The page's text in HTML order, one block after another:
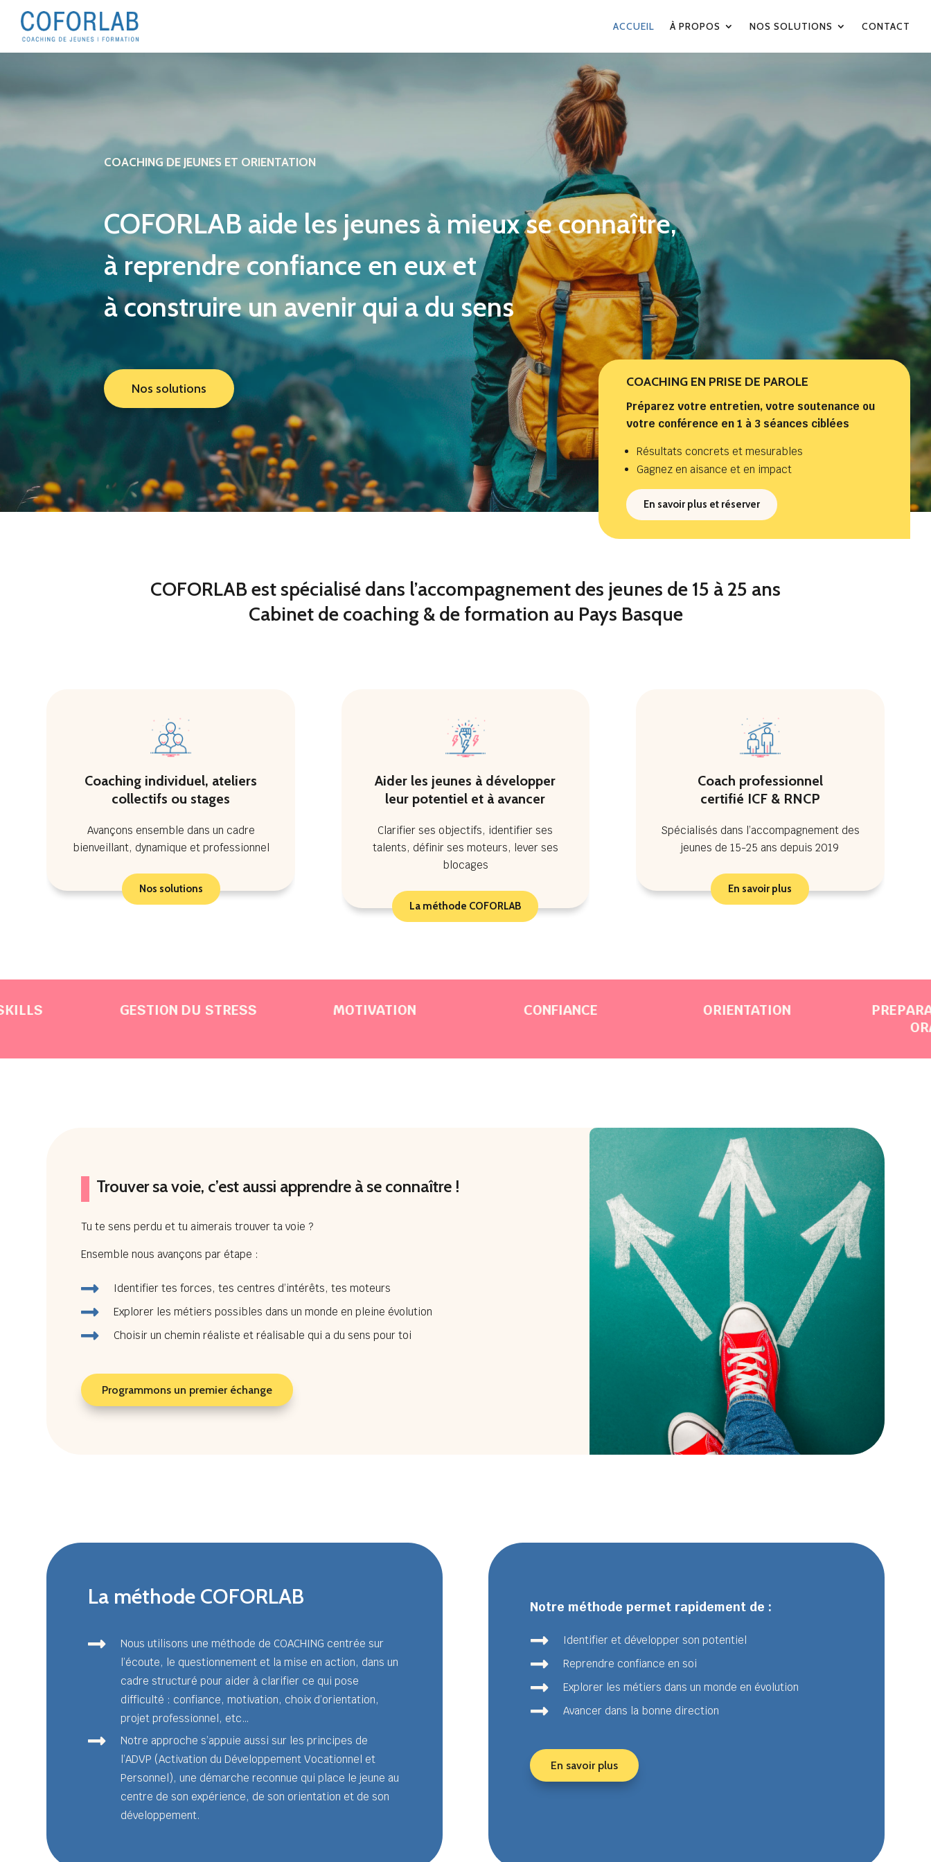
ACCUEIL À PROPOS NOS SOLUTIONS CONTACT
COACHING DE JEUNES ET ORIENTATION
COFORLAB aide les jeunes à mieux se connaître,
à reprendre confiance en eux et
à construire un avenir qui a du sens
Nos solutions COACHING EN PRISE DE PAROLE
Préparez votre entretien, votre soutenance ou
votre conférence en 1 à 3 séances ciblées
Résultats concrets et mesurables
Gagnez en aisance et en impact
En savoir plus et réserver
COFORLAB est spécialisé dans l’accompagnement des jeunes de 15 à 25 ans
Cabinet de coaching & de formation au Pays Basque
Coaching individuel, ateliers
collectifs ou stages
Avançons ensemble dans un cadre
bienveillant, dynamique et professionnel
Nos solutions
Aider les jeunes à développer
leur potentiel et à avancer
Clarifier ses objectifs, identifier ses
talents, définir ses moteurs, lever ses
blocages
La méthode COFORLAB
Coach professionnel
certifié ICF & RNCP
Spécialisés dans l’accompagnement des
jeunes de 15-25 ans depuis 2019
En savoir plus
GESTION DU STRESS MOTIVATION CONFIANCE ORIENTATION
PREPARATION
Trouver sa voie, c’est aussi apprendre à se connaître !
Tu te sens perdu et tu aimerais trouver ta voie ?
Ensemble nous avançons par étape :
 Identifier tes forces, tes centres d’intérêts, tes moteurs
 Explorer les métiers possibles dans un monde en pleine évolution
 Choisir un chemin réaliste et réalisable qui a du sens pour toi
Programmons un premier échange
La méthode COFORLAB

Nous utilisons une méthode de COACHING centrée sur
l’écoute, le questionnement et la mise en action, dans un
cadre structuré pour aider à clarifier ce qui pose
difficulté : confiance, motivation, choix d’orientation,
projet professionnel, etc…

Notre approche s’appuie aussi sur les principes de
l’ADVP (Activation du Développement Vocationnel et
Personnel), une démarche reconnue qui place le jeune au
centre de son expérience, de son orientation et de son
développement.
Notre méthode permet rapidement de :
 Identifier et développer son potentiel
 Reprendre confiance en soi
 Explorer les métiers dans un monde en évolution
 Avancer dans la bonne direction
En savoir plus